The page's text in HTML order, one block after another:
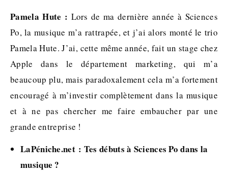
Pamela Hute : Lors de ma dernière année à Sciences
Po, la musique m’a rattrapée, et j’ai alors monté le trio
Pamela Hute. J’ai, cette même année, fait un stage chez
Apple dans le département marketing, qui m’a
beaucoup plu, mais paradoxalement cela m’a fortement
encouragé à m’investir complètement dans la musique
et à ne pas chercher me faire embaucher par une
grande entreprise !
LaPéniche.net : Tes débuts à Sciences Po dans la
musique ?